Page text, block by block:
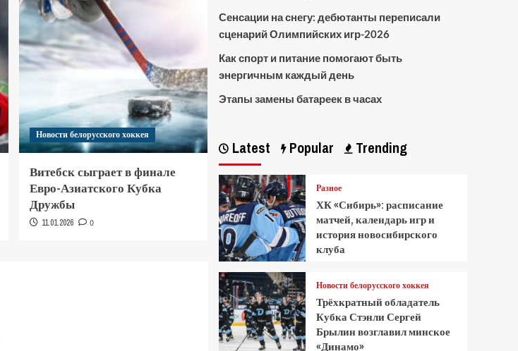
Новости белорусского хоккея
Витебск сыграет в финале
Евро-Азиатского Кубка
Дружбы
11.01.2026 0
Сенсации на снегу: дебютанты переписали
сценарий Олимпийских игр-2026
Как спорт и питание помогают быть
энергичным каждый день
Этапы замены батареек в часах
Latest Popular Trending
Разное
ХК «Сибирь»: расписание
матчей, календарь игр и
история новосибирского
клуба
Новости белорусского хоккея
Трёхкратный обладатель
Кубка Стэнли Сергей
Брылин возглавил минское
«Динамо»